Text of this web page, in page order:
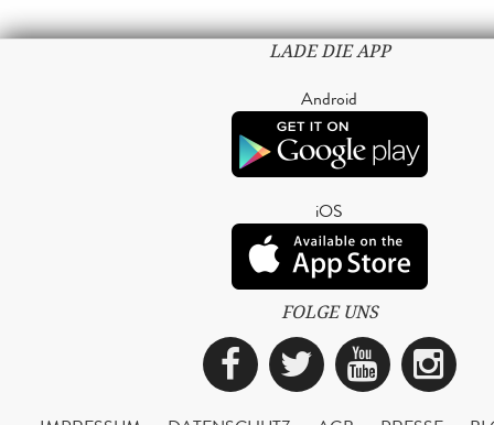
LADE DIE APP
Android
iOS
FOLGE UNS
Facebook
Twitter